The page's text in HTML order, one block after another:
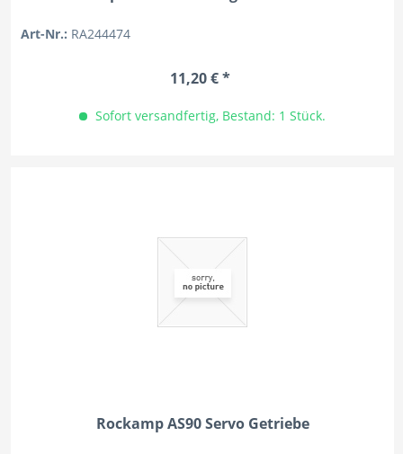
Art-Nr.: RA244474
11,20 € *
Sofort versandfertig, Bestand: 1 Stück.
Rockamp AS90 Servo Getriebe